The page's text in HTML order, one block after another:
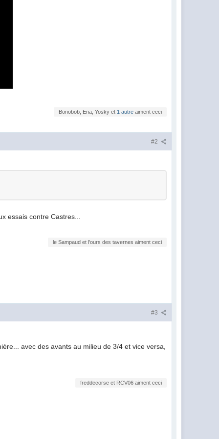
Bonobob, Eria, Yosky et 1 autreaiment ceci
#2
essais contre Castres...
le Sampaud et l'ours des tavernes aiment ceci
#3
avec des avants au milieu de 3/4 et vice versa,
freddecorse et RCV06 aiment ceci